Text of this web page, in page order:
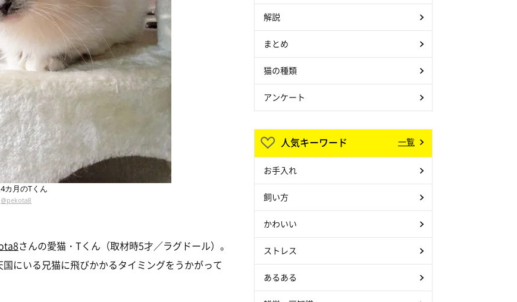
カ月のTくん
@pekota8
さんの愛猫・Tくん（取材時5才／ラグドール）。
にいる兄猫に飛びかかるタイミングをうかがって
解説
まとめ
猫の種類
アンケート
人気キーワード 一覧
お手入れ
飼い方
かわいい
ストレス
あるある